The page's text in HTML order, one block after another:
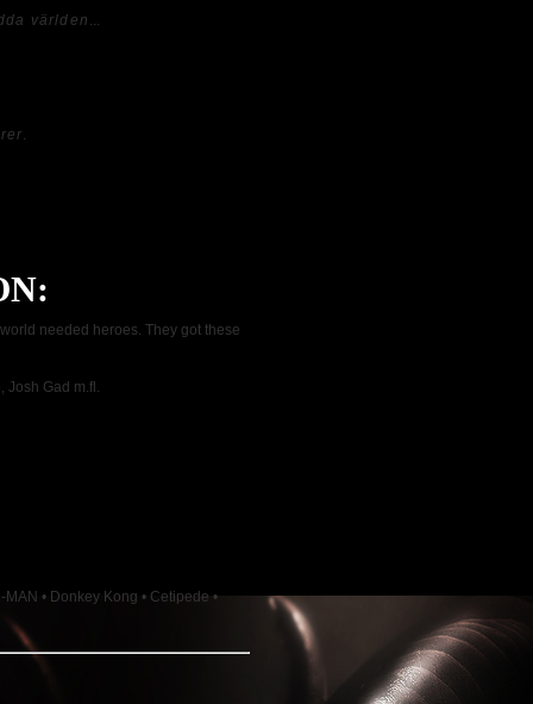
världen ...
.
needed heroes. They got these
Josh Gad m.fl.
• Donkey Kong • Cetipede •